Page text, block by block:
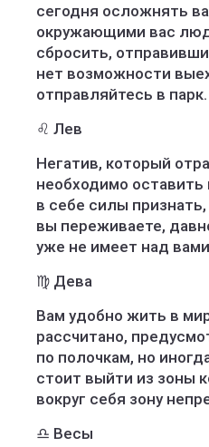
сегодня осложнять
окружающими вас
сбросить,
нет возможности
отправляйтесь в парк.
♌️ Лев
Негатив, который
необходимо
в себе силы признать,
вы переживаете,
уже не имеет над
♍️ Дева
Вам удобно жить в
рассчитано,
по полочкам, но
стоит выйти из зоны
вокруг себя зону
♎️ Весы